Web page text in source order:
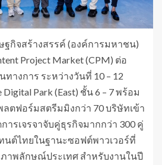
ฐกิจสร้างสรรค์ (องค์การมหาชน)
Project Market (CPM) ต่อ
ทางการ ระหว่างวันที่ 10 – 12
Park (East) ชั้น 6 – 7 พร้อม
ตฟอร์มสตรีมมิงกว่า 70 บริษัทเข้า
ารเจรจาจับคู่ธุรกิจมากกว่า 300 คู่
นต์ไทยในฐานะซอฟต์พาวเวอร์ที่
าพลักษณ์ประเทศ สำหรับงานในปี